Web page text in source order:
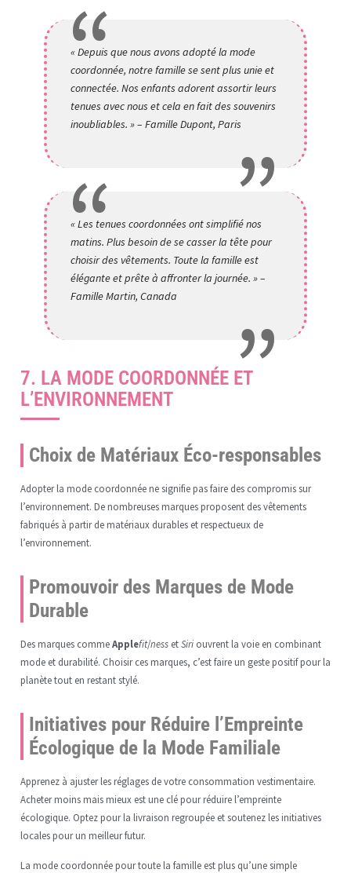
« Depuis que nous avons adopté la mode
coordonnée, notre famille se sent plus unie et
connectée. Nos enfants adorent assortir leurs
tenues avec nous et cela en fait des souvenirs
inoubliables. » – Famille Dupont, Paris
« Les tenues coordonnées ont simplifié nos
matins. Plus besoin de se casser la tête pour
choisir des vêtements. Toute la famille est
élégante et prête à affronter la journée. » –
Famille Martin, Canada
7. LA MODE COORDONNÉE ET
L’ENVIRONNEMENT
Choix de Matériaux Éco-responsables
Adopter la mode coordonnée ne signifie pas faire des compromis sur
l’environnement. De nombreuses marques proposent des vêtements
fabriqués à partir de matériaux durables et respectueux de
l’environnement.
Promouvoir des Marques de Mode
Durable
Des marques commeApplefit/nessetSiriouvrent la voie en combinant
mode et durabilité. Choisir ces marques, c’est faire un geste positif pour la
planète tout en restant stylé.
Initiatives pour Réduire l’Empreinte
Écologique de la Mode Familiale
Apprenez à ajuster les réglages de votre consommation vestimentaire.
Acheter moins mais mieux est une clé pour réduire l’empreinte
écologique. Optez pour la livraison regroupée et soutenez les initiatives
locales pour un meilleur futur.
La mode coordonnée pour toute la famille est plus qu’une simple